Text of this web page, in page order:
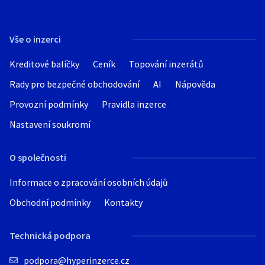
Vše o inzerci
Kreditové balíčky Ceník
Topování inzerátů
Rady pro bezpečné obchodování
AI
Nápověda
Provozní podmínky
Pravidla inzerce
Nastavení soukromí
O společnosti
Informace o zpracování osobních údajů
Obchodní podmínky
Kontakty
Technická podpora
podpora@hyperinzerce.cz